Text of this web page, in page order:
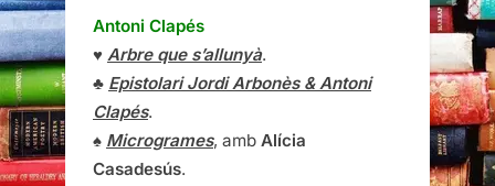
Antoni Clapés
♥ Arbre que s’allunyà.
♣ Epistolari Jordi Arbonès & Antoni
Clapés.
♠ Microgrames, amb Alícia
Casadesús.